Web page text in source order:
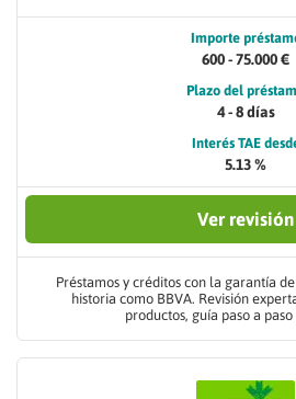
Importe
600 - 75.000 €
Plazo del
4 - 8 días
Interés TAE
5.13 %
Ver revisión
Préstamos y créditos con la garantía
historia como BBVA. Revisión
productos, guía paso a